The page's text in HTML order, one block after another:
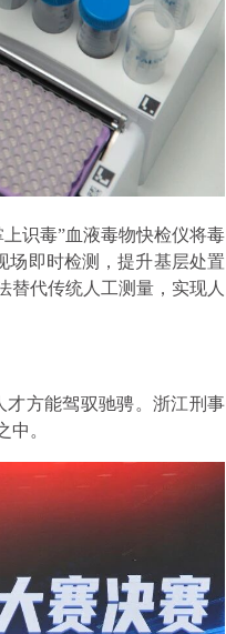
识毒”血液毒物快检仪将毒
场即时检测，提升基层处置
替代传统人工测量，实现人
方能驾驭驰骋。浙江刑事
。